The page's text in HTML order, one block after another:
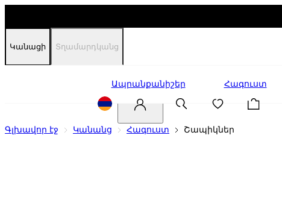
Կանացի Տղամարդկանց
Ապրանքանիշեր Հագուստ
Գլխավոր էջ Կանանց Հագուստ Շապիկներ